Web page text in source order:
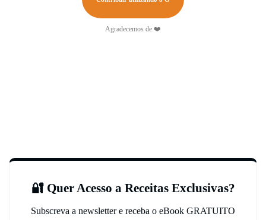
Agradecemos de ❤️
🔐 Quer Acesso a Receitas Exclusivas?
Subscreva a newsletter e receba o eBook GRATUITO